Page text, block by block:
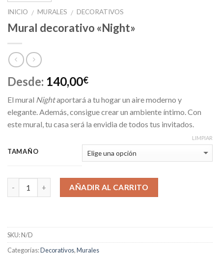
INICIO / MURALES / DECORATIVOS
Mural decorativo «Night»
Desde: 140,00€
El mural Nightaportará a tu hogar un aire moderno y
elegante. Además, consigue crear un ambiente íntimo. Con
este mural, tu casa será la envidia de todos tus invitados.
TAMAÑO
LIMPIAR
AÑADIR AL CARRITO
SKU:N/D
Categorías:Decorativos,Murales